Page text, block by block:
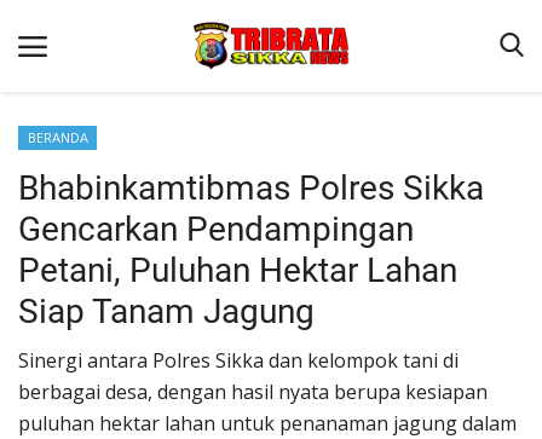
Beranda
Terms & Conditions
Reskrim
Binkam
Lantas
Polisi Kita
BERANDA
Bhabinkamtibmas Polres Sikka
Gencarkan Pendampingan
Petani, Puluhan Hektar Lahan
Siap Tanam Jagung
Sinergi antara Polres Sikka dan kelompok tani di
berbagai desa, dengan hasil nyata berupa kesiapan
puluhan hektar lahan untuk penanaman jagung dalam